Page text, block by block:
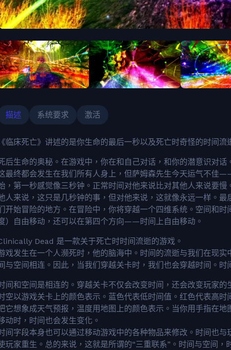
描述 系统要求 激活
临床死亡》讲述的是你生命的最后一秒以及死亡时奇怪的时间流
后生命的奥秘。在游戏中，你在和自己对话，和你的潜意识对话
最终都会发生在我们所有人身上，但萨姆森先生今天运气不佳
，第一秒感觉像三秒钟。正常时间对他来说比对其他人来说要
人来说，这只是几秒钟的事，但对他来说，这就像永远一样。
开始冒险的地方。在冒险中，你将穿越一个四维系统。空间和
）自由移动，还可以在第四个方向——时间上自由移动。
Dead 是一款关于死亡时时间流逝的游戏。
戏发生在一个人濒死时，他的脑海中。时间的流逝与我们在现
与空间相连。因此，当我们穿越关卡时，我们也会穿越时间。时
间和空间是相连的。穿越关卡不仅会改变时间，还会改变玩家的
空以游戏关卡上的颜色表示。蓝色代表低时间值。红色代表高
它想象成天气预报，温度用地图上的颜色表示。当你用手指在
动时，时间也会发生变化。
间字段本身也可以通过移动游戏中的各种物品来修改。时间也
玩家重生。总的来说，这就是所谓的“三重联系”。时间与空间，